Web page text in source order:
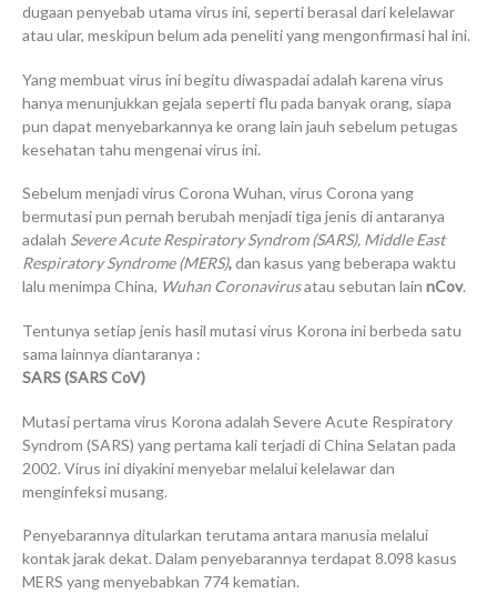
dugaan penyebab utama virus ini, seperti berasal dari kelelawar
atau ular, meskipun belum ada peneliti yang mengonfirmasi hal ini.
Yang membuat virus ini begitu diwaspadai adalah karena virus
hanya menunjukkan gejala seperti flu pada banyak orang, siapa
pun dapat menyebarkannya ke orang lain jauh sebelum petugas
kesehatan tahu mengenai virus ini.
Sebelum menjadi virus Corona Wuhan, virus Corona yang
bermutasi pun pernah berubah menjadi tiga jenis di antaranya
adalah Severe Acute Respiratory Syndrom (SARS), Middle East
Respiratory Syndrome (MERS),dan kasus yang beberapa waktu
lalu menimpa China, Wuhan Coronavirusatau sebutan lain nCov.
Tentunya setiap jenis hasil mutasi virus Korona ini berbeda satu
sama lainnya diantaranya :
SARS (SARS CoV)
Mutasi pertama virus Korona adalah Severe Acute Respiratory
Syndrom (SARS) yang pertama kali terjadi di China Selatan pada
2002. Virus ini diyakini menyebar melalui kelelawar dan
menginfeksi musang.
Penyebarannya ditularkan terutama antara manusia melalui
kontak jarak dekat. Dalam penyebarannya terdapat 8.098 kasus
MERS yang menyebabkan 774 kematian.